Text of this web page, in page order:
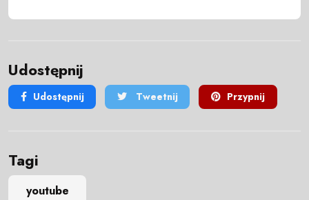
Udostępnij
Udostępnij Tweetnij Przypnij
Tagi
youtube